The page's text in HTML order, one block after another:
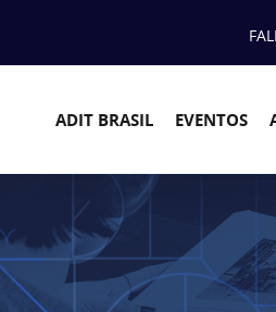
ADIT BRASIL EVENTOS